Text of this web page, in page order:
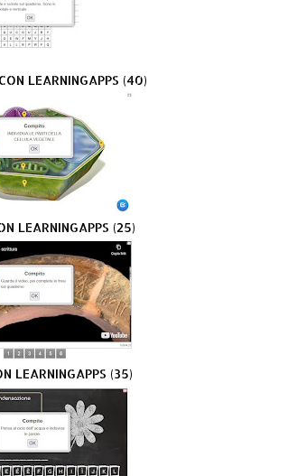
LEARNINGAPPS (40)
LEARNINGAPPS (25)
LEARNINGAPPS (35)